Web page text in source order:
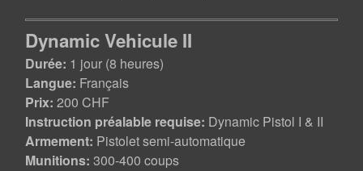
Dynamic Vehicule II
Durée: 1 jour (8 heures)
Langue: Français
Prix: 200 CHF
Instruction préalable requise: Dynamic Pistol I & II
Armement: Pistolet semi-automatique
Munitions: 300-400 coups